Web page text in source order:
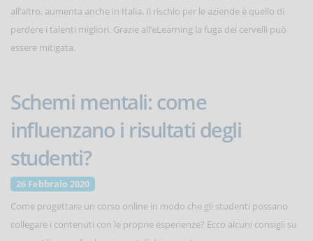
all’altro, aumenta anche in Italia. Il rischio per le aziende è quello di
perdere i talenti migliori. Grazie all’eLearning la fuga dei cervelli può
essere mitigata.
Schemi mentali: come
influenzano i risultati degli
studenti?
26 Febbraio 2020
Come progettare un corso online in modo che gli studenti possano
collegare i contenuti con le proprie esperienze? Ecco alcuni consigli su